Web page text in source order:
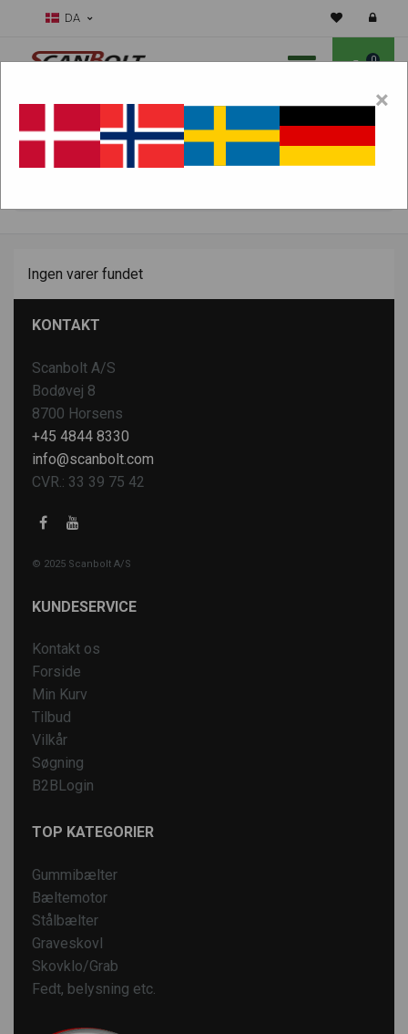
DA
0
Ingen varer fundet
KONTAKT
Scanbolt A/S
Bodøvej 8
8700 Horsens
+45 4844 8330
info@scanbolt.com
CVR.: 33 39 75 42
© 2025 Scanbolt A/S
KUNDESERVICE
Kontakt os
Forside
Min Kurv
Tilbud
Vilkår
Søgning
B2BLogin
TOP KATEGORIER
Gummibælter
Bæltemotor
Stålbælter
Graveskovl
Skovklo/Grab
Fedt, belysning etc.
×